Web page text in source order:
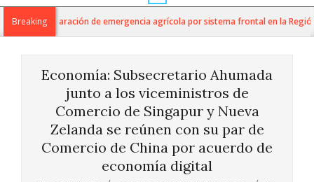
Navigation
MenuBreakingdeclaración de emergencia agrícola por sistema frontal en la Región
Economía: Subsecretario Ahumada
junto a los viceministros de
Comercio de Singapur y Nueva
Zelanda se reúnen con su par de
Comercio de China por acuerdo de
economía digital